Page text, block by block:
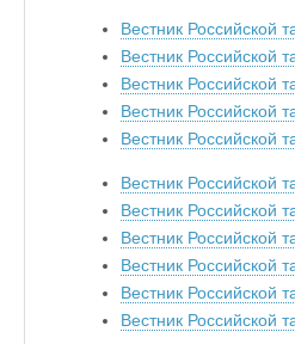
Вестник Российской
Вестник Российской
Вестник Российской
Вестник Российской
Вестник Российской
Вестник Российской
Вестник Российской
Вестник Российской
Вестник Российской
Вестник Российской
Вестник Российской